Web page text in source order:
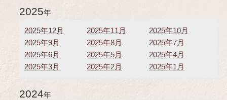
2025年
2025年12月 2025年11月
2025年10月
2025年9月
2025年8月
2025年7月
2025年6月
2025年5月
2025年4月
2025年3月
2025年2月 2025年1月
2024年